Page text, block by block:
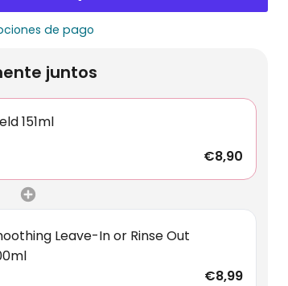
de pago
juntos
151ml
€8,90
Leave-In or Rinse Out
€8,99